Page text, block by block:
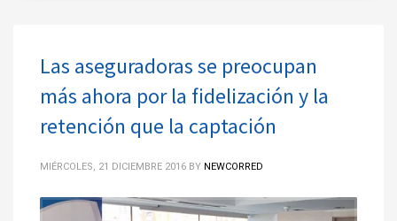
Las aseguradoras se preocupan
más ahora por la fidelización y la
retención que la captación
MIÉRCOLES, 21 DICIEMBRE 2016 BY NEWCORRED